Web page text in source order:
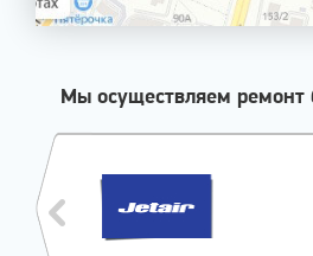
Мы осуществляем ремонт